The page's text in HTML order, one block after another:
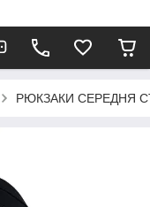
РЮКЗАКИ СЕРЕДНЯ